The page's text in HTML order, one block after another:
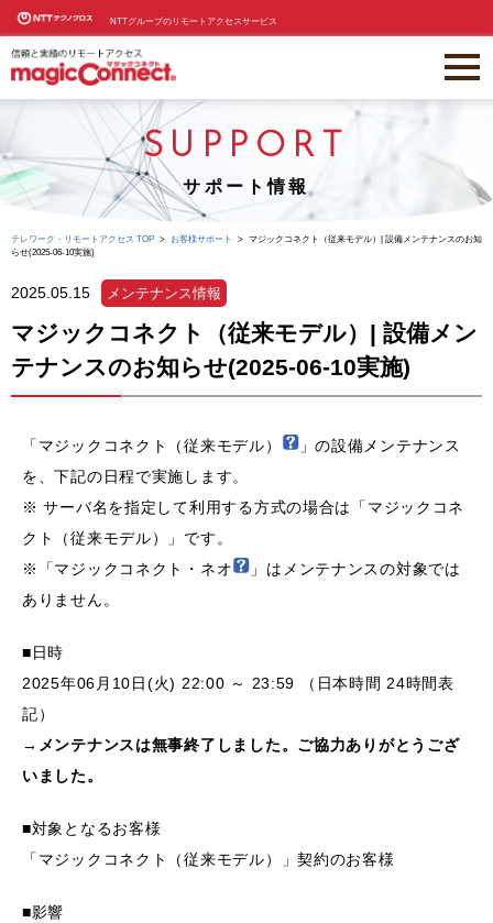
NTTグループのリモートアクセスサービス
SUPPORT
サポート情報
テレワーク・リモートアクセス TOP お客様サポート
マジックコネクト（従来モデル）| 設備メンテナンスのお知
らせ(2025-06-10実施)
2025.05.15 メンテナンス情報
マジックコネクト（従来モデル）| 設備メン
テナンスのお知らせ(2025-06-10実施)
「マジックコネクト（従来モデル）
」の設備メンテナンス
を、下記の日程で実施します。
※ サーバ名を指定して利用する方式の場合は「マジックコネ
クト（従来モデル）」です。
※「マジックコネクト・ネオ
」はメンテナンスの対象では
ありません。
■日時
2025年06月10日(火) 22:00 ～ 23:59 （日本時間 24時間表
記）
→メンテナンスは無事終了しました。ご協力ありがとうござ
いました。
■対象となるお客様
「マジックコネクト（従来モデル）」契約のお客様
■影響